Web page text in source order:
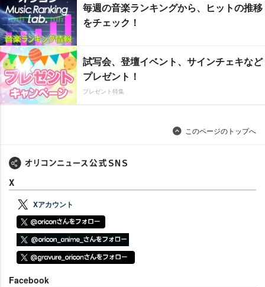
毎週の音楽ランキングから、ヒットの推移
をチェック！
試写会、登壇イベント、サインチェキなど
プレゼント！
プレゼント特集
このページのトップへ
X
Xアカウント
Facebook